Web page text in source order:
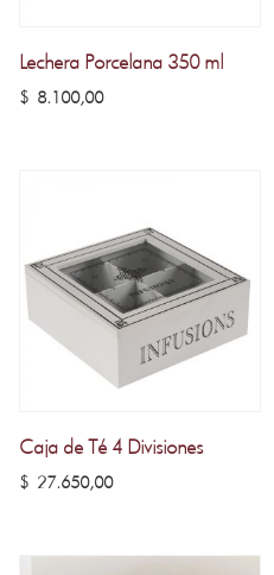
Lechera Porcelana 350 ml
$8.100,00
Caja de Té 4 Divisiones
$27.650,00